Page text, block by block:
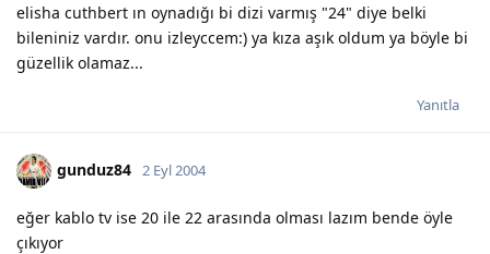
elisha cuthbert ın oynadığı bi dizi varmış "24" diye belki
bileniniz vardır. onu izleyccem:) ya kıza aşık oldum ya böyle bi
güzellik olamaz...
Yanıtla
gunduz84 2 Eyl 2004
eğer kablo tv ise 20 ile 22 arasında olması lazım bende öyle
çıkıyor